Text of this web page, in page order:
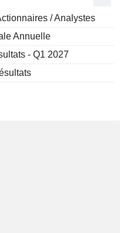
/ Analystes
Annuelle
- Q1 2027